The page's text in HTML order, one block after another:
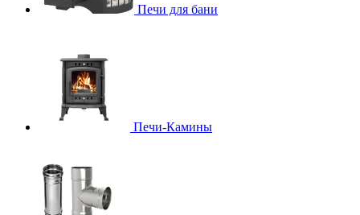
Печи для бани
Печи-Камины